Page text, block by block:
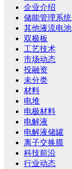
企业介绍
储能管理系统
其他液流电池
双极板
工艺技术
市场动态
投融资
未分类
材料
电堆
电极材料
电解液
电解液储罐
离子交换膜
科技前沿
行业动态